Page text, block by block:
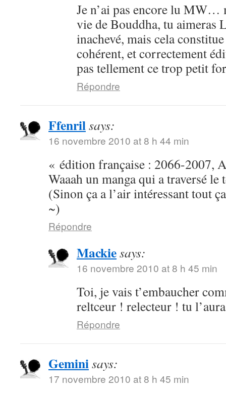
Je n’ai pas encore lu MW…
vie de Bouddha, tu aimeras
inachevé, mais cela
cohérent, et correctement
pas tellement ce trop petit
Répondre
Ffenrilsays:
16 novembre 2010 at 8 h 44 min
« édition française : 2066-2007,
Waaah un manga qui a traversé le
(Sinon ça a l’air intéressant tout
~)
Répondre
Mackiesays:
16 novembre 2010 at 8 h 45 min
Toi, je vais t’embaucher
reltceur ! relecteur ! tu
Répondre
Geminisays:
17 novembre 2010 at 8 h 45 min